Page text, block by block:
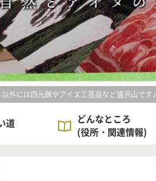
外には四元豚やアイヌ工芸品など盛沢山です♪
道
どんなところ
(役所・関連情報)